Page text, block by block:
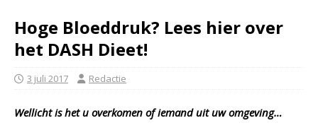
Hoge Bloeddruk? Lees hier over
het DASH Dieet!
3 juli 2017 Redactie
Wellicht is het u overkomen of iemand uit uw omgeving…